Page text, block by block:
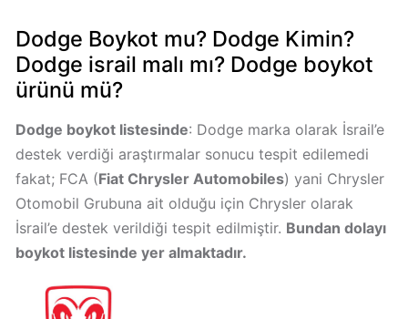
Boykot
mu?
Pizza
Hut
Kimin
Sahibi
Kim?
Algida
Boykot
mu?
Algida
Kimin
Dodge Boykot mu? Dodge Kimin?
Dodge israil malı mı? Dodge boykot
ürünü mü?
Dodge boykot listesinde: Dodge marka olarak İsrail’e
destek verdiği araştırmalar sonucu tespit edilemedi
fakat; FCA (Fiat Chrysler Automobiles) yani Chrysler
Otomobil Grubuna ait olduğu için Chrysler olarak
İsrail’e destek verildiği tespit edilmiştir. Bundan dolayı
boykot listesinde yer almaktadır.